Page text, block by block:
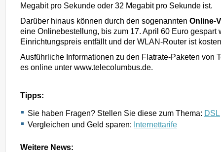
Megabit pro Sekunde oder 32 Megabit pro Sekunde ist.
Darüber hinaus können durch den sogenannten Online-
eine Onlinebestellung, bis zum 17. April 60 Euro gespart
Einrichtungspreis entfällt und der WLAN-Router ist
Ausführliche Informationen zu den Flatrate-Paketen von
es online unter www.telecolumbus.de.
Tipps:
Sie haben Fragen? Stellen Sie diese zum Thema: DSL
Vergleichen und Geld sparen: Internettarife
Weitere News: